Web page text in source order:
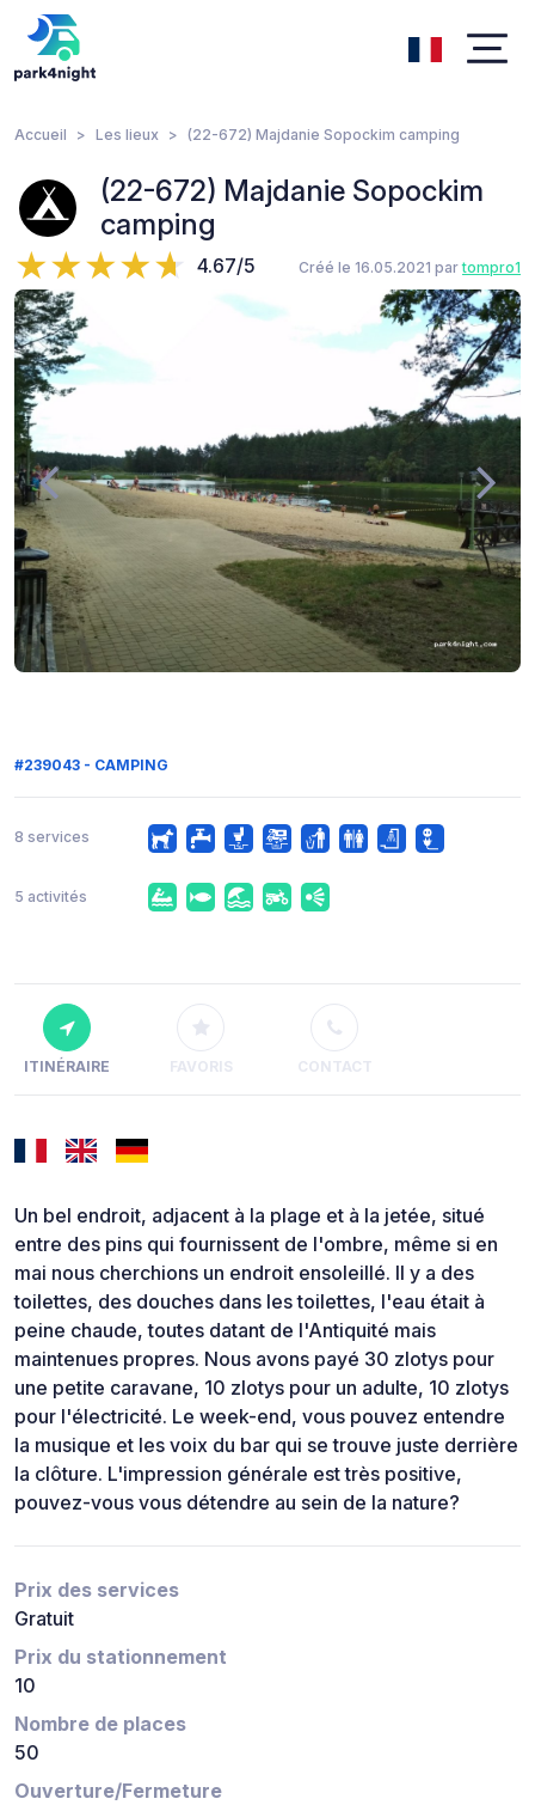
Accueil Les lieux (22-672) Majdanie Sopockim camping
(22-672) Majdanie Sopockim
camping
4.67/5 Créé le 16.05.2021 partompro1
#239043 - CAMPING
8 services
5 activités
ITINÉRAIRE FAVORIS CONTACT
Un bel endroit, adjacent à la plage et à la jetée, situé
entre des pins qui fournissent de l'ombre, même si en
mai nous cherchions un endroit ensoleillé. Il y a des
toilettes, des douches dans les toilettes, l'eau était à
peine chaude, toutes datant de l'Antiquité mais
maintenues propres. Nous avons payé 30 zlotys pour
une petite caravane, 10 zlotys pour un adulte, 10 zlotys
pour l'électricité. Le week-end, vous pouvez entendre
la musique et les voix du bar qui se trouve juste derrière
la clôture. L'impression générale est très positive,
pouvez-vous vous détendre au sein de la nature?
Prix des services
Gratuit
Prix du stationnement
10
Nombre de places
50
Ouverture/Fermeture